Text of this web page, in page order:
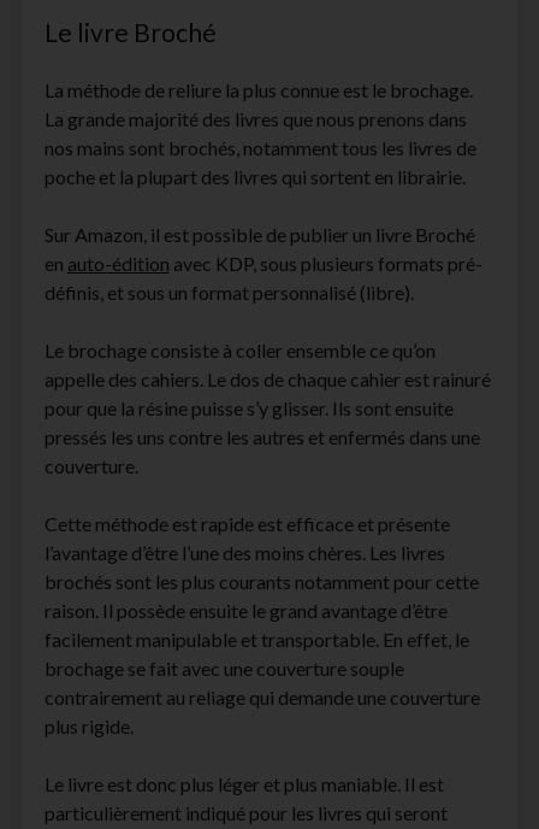
Le livre Broché
La méthode de reliure la plus connue est le brochage.
La grande majorité des livres que nous prenons dans
nos mains sont brochés, notamment tous les livres de
poche et la plupart des livres qui sortent en librairie.
Sur Amazon, il est possible de publier un livre Broché
en auto-édition avec KDP, sous plusieurs formats pré-
définis, et sous un format personnalisé (libre).
Le brochage consiste à coller ensemble ce qu’on
appelle des cahiers. Le dos de chaque cahier est rainuré
pour que la résine puisse s’y glisser. Ils sont ensuite
pressés les uns contre les autres et enfermés dans une
couverture.
Cette méthode est rapide est efficace et présente
l’avantage d’être l’une des moins chères. Les livres
brochés sont les plus courants notamment pour cette
raison. Il possède ensuite le grand avantage d’être
facilement manipulable et transportable. En effet, le
brochage se fait avec une couverture souple
contrairement au reliage qui demande une couverture
plus rigide.
Le livre est donc plus léger et plus maniable. Il est
particulièrement indiqué pour les livres qui seront